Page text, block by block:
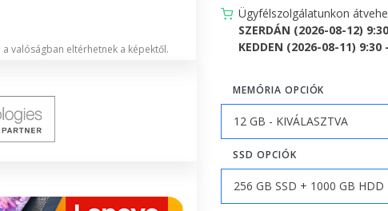
valóságban eltérhetnek a képektől.
Ügyfélszolgálatunkon
SZERDÁN (2026-08-12)
KEDDEN (2026-08-11) 9:30
MEMÓRIA OPCIÓK
SSD OPCIÓK